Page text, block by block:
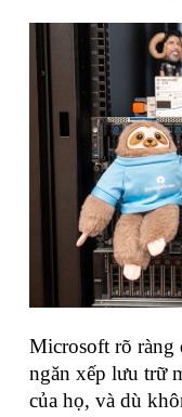
Microsoft rõ ràng
ngăn xếp lưu trữ
của họ, và dù